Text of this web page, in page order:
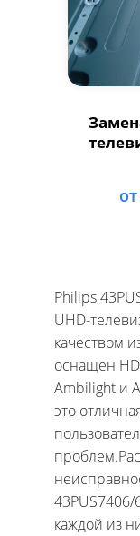
Philips
UHD-
качеством
оснащен
Ambilight и
это
каждой из